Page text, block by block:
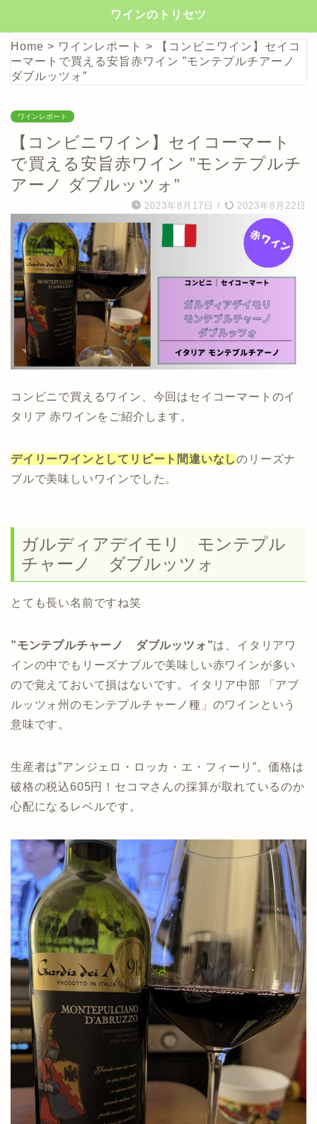
ワインのトリセツ
Home > ワインレポート >
【コンビニワイン】セイコ
ーマートで買える安旨赤ワイン ”モンテプルチアーノ
ダブルッツォ”
ワインレポート
【コンビニワイン】セイコーマート
で買える安旨赤ワイン ”モンテプルチ
アーノ ダブルッツォ”
2023年8月17日 / 2023年8月22日
コンビニで買えるワイン、今回はセイコーマートのイ
タリア 赤ワインをご紹介します。
デイリーワインとしてリピート間違いなしのリーズナ
ブルで美味しいワインでした。
ガルディアデイモリ モンテプル
チャーノ ダブルッツォ
とても長い名前ですね笑
”モンテプルチャーノ ダブルッツォ”は、イタリアワ
インの中でもリーズナブルで美味しい赤ワインが多い
ので覚えておいて損はないです。 イタリア中部 「アブ
ルッツォ州のモンテプルチャーノ種」のワインという
意味です。
生産者は”アンジェロ・ロッカ・エ・フィーリ”。価格は
破格の税込605円！セコマさんの採算が取れているのか
心配になるレベルです。